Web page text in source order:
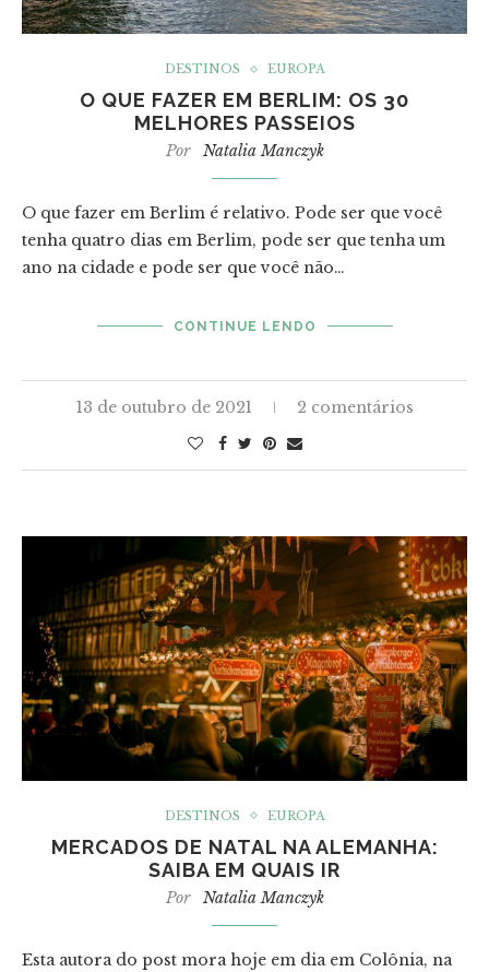
DESTINOS EUROPA
O QUE FAZER EM BERLIM: OS 30
MELHORES PASSEIOS
Por Natalia Manczyk
O que fazer em Berlim é relativo. Pode ser que você
tenha quatro dias em Berlim, pode ser que tenha um
ano na cidade e pode ser que você não…
CONTINUE LENDO
13 de outubro de 2021 2 comentários
DESTINOS EUROPA
MERCADOS DE NATAL NA ALEMANHA:
SAIBA EM QUAIS IR
Por Natalia Manczyk
Esta autora do post mora hoje em dia em Colônia, na